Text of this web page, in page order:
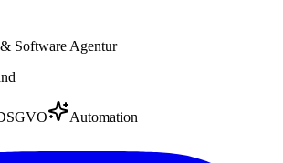
Software Agentur
Automation